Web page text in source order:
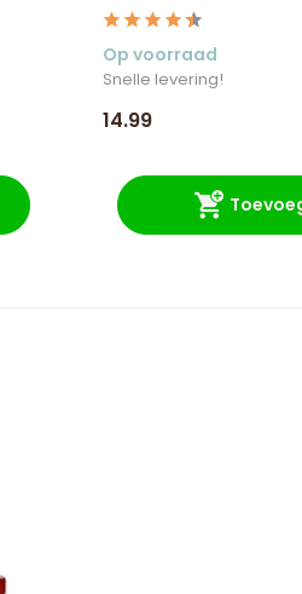
Op voorraad
Snelle levering!
14.99